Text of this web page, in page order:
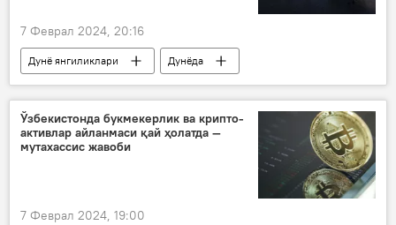
7 Феврал 2024, 20:16
Дунё янгиликлари
Дунёда
Россия
Украина
НАТО
Европа
Венгрия
Руминия
Польша
Словакия
Ўзбекистонда букмекерлик ва крипто-
активлар айланмаси қай ҳолатда —
мутахассис жавоби
7 Феврал 2024, 19:00